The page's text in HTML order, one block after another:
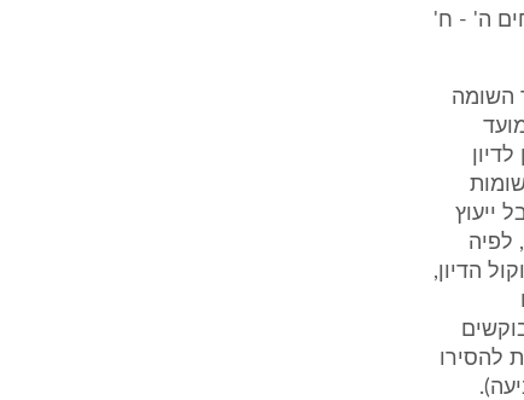
מוגדל של 532,350 ₪ (נספחים ה' - ח'
השומה
השומות
ייעוץ
לפיה
הדיון,
להסירו